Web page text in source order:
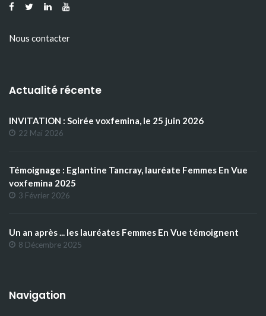
Nous contacter
Actualité récente
INVITATION : Soirée voxfemina, le 25 juin 2026
22 Mai 2026
Témoignage : Eglantine Tancray, lauréate Femmes En Vue
voxfemina 2025
3 Février 2026
Un an après ... les lauréates Femmes En Vue témoignent
8 Décembre 2025
Navigation